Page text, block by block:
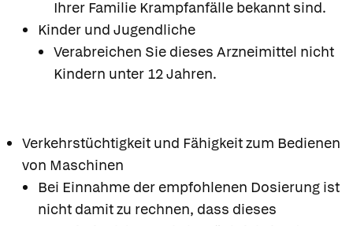
Ihrer Familie Krampfanfälle bekannt sind.
Kinder und Jugendliche
Verabreichen Sie dieses Arzneimittel nicht
Kindern unter 12 Jahren.
Verkehrstüchtigkeit und Fähigkeit zum Bedienen
von Maschinen
Bei Einnahme der empfohlenen Dosierung ist
nicht damit zu rechnen, dass dieses